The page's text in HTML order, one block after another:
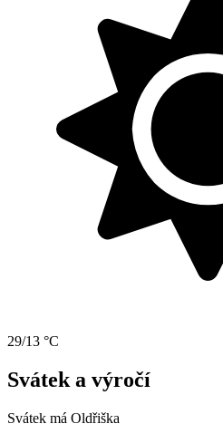
29/13 °C
Svátek a výročí
Svátek má Oldřiška